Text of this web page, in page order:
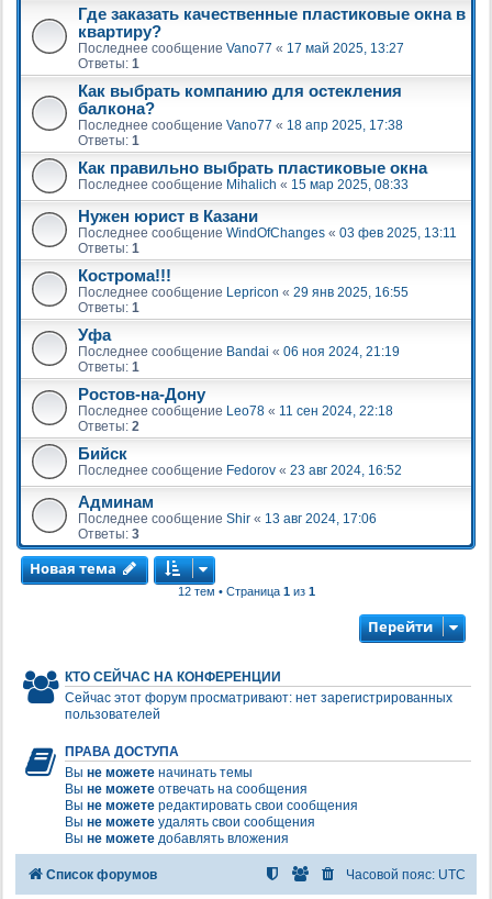
Где заказать качественные пластиковые окна в
квартиру?
Последнее сообщение Vano77 « 17 май 2025, 13:27
Ответы: 1
Как выбрать компанию для остекления
балкона?
Последнее сообщение Vano77 « 18 апр 2025, 17:38
Ответы: 1
Как правильно выбрать пластиковые окна
Последнее сообщение Mihalich « 15 мар 2025, 08:33
Нужен юрист в Казани
Последнее сообщение WindOfChanges « 03 фев 2025, 13:11
Ответы: 1
Кострома!!!
Последнее сообщение Lepricon « 29 янв 2025, 16:55
Ответы: 1
Уфа
Последнее сообщение Bandai « 06 ноя 2024, 21:19
Ответы: 1
Ростов-на-Дону
Последнее сообщение Leo78 « 11 сен 2024, 22:18
Ответы: 2
Бийск
Последнее сообщение Fedorov « 23 авг 2024, 16:52
Админам
Последнее сообщение Shir « 13 авг 2024, 17:06
Ответы: 3
Новая тема
12 тем • Страница 1из 1
Перейти
КТО СЕЙЧАС НА КОНФЕРЕНЦИИ
Сейчас этот форум просматривают: нет зарегистрированных
пользователей
ПРАВА ДОСТУПА
Вы не можете начинать темы
Вы не можете отвечать на сообщения
Вы не можете редактировать свои сообщения
Вы не можете удалять свои сообщения
Вы не можете добавлять вложения
Список форумов Часовой пояс: UTC